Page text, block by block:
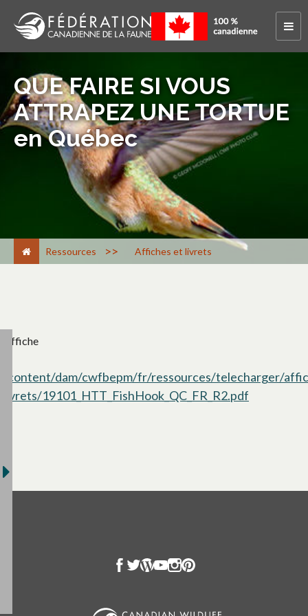
QUE FAIRE SI VOUS
ATTRAPEZ UNE TORTUE
en Québec
Ressources > Affiches et livrets
Affiche
/content/dam/cwfbepm/fr/ressources/telecharger/
livrets/19101_HTT_FishHook_QC_FR_R2.pdf